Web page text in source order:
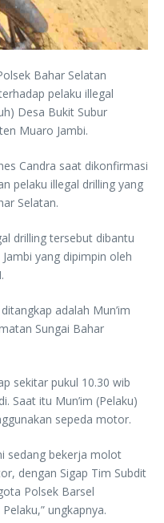
Bahar Selatan
pelaku illegal
Desa Bukit Subur
Muaro Jambi.
Candra saat dikonfirmasi
pelaku illegal drilling yang
Selatan.
drilling tersebut dibantu
yang dipimpin oleh
adalah Mun’im
Sungai Bahar
sekitar pukul 10.30 wib
Saat itu Mun’im (Pelaku)
sepeda motor.
sedang bekerja molot
dengan Sigap Tim Subdit
Polsek Barsel
ungkapnya.